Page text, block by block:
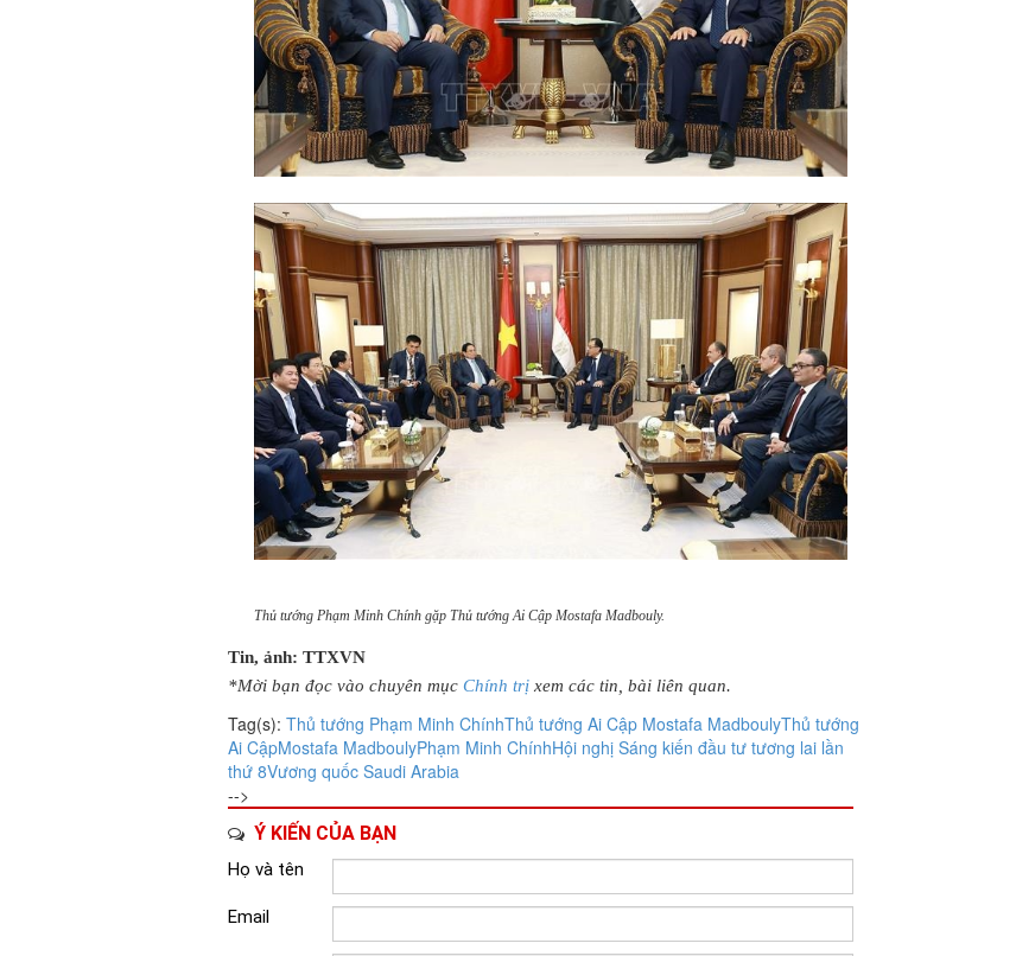
Thủ tướng Phạm Minh Chính gặp Thủ tướng Ai Cập Mostafa Madbouly.
Tin, ảnh: TTXVN
*Mời bạn đọc vào chuyên mục Chính trị xem các tin, bài liên quan.
Tag(s): Thủ tướng Phạm Minh ChínhThủ tướng Ai Cập Mostafa MadboulyThủ tướng
Ai CậpMostafa MadboulyPhạm Minh ChínhHội nghị Sáng kiến đầu tư tương lai lần
thứ 8Vương quốc Saudi Arabia
-->
Ý KIẾN CỦA BẠN
Họ và tên
Email